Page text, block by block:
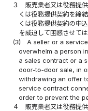
３
販売業者又は役務提
くは役務提供契約を締
くは役務提供契約の申
を威迫して困惑させては
(3)
A seller or a
overwhelm a person
a sales contract or a
door-to-door sale, in
withdrawing an offer
service contract
order to prevent the
４
販売業者又は役務提